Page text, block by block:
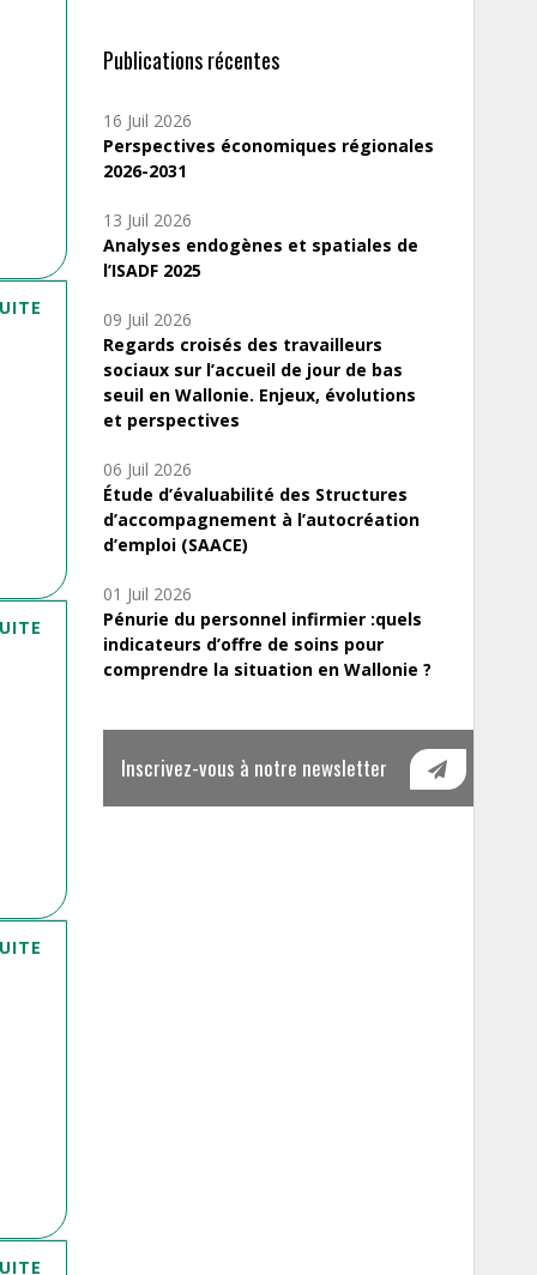
Publications récentes
16 Juil 2026
Perspectives économiques régionales
2026-2031
13 Juil 2026
Analyses endogènes et spatiales de
l’ISADF 2025
09 Juil 2026
Regards croisés des travailleurs
sociaux sur l’accueil de jour de bas
seuil en Wallonie. Enjeux, évolutions
et perspectives
06 Juil 2026
Étude d’évaluabilité des Structures
d’accompagnement à l’autocréation
d’emploi (SAACE)
01 Juil 2026
Pénurie du personnel infirmier :quels
indicateurs d’offre de soins pour
comprendre la situation en Wallonie ?
Inscrivez-vous à notre newsletter